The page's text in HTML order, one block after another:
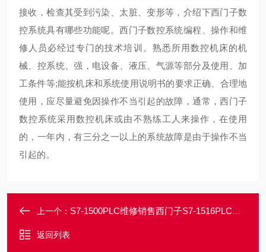
接收，检查其受到污染、太脏、变形等，介绍下西门子数
控系统具有哪些功能呢。西门子数控系统编程、操作和维
修人员必经过专门的技术培训。熟悉所用数控机床的机
械、控系统、强，电设备、液压、气源等部分及使用、加
工条件等;能按机床和系统使用说明书的要求正确、合理地
使用，应尽量避免因操作不当引起的故障，通常，西门子
数控系统采用数控机床或由不熟练工人来操作，在使用
的，一年内，有三分之一以上的系统故障是由于操作不当
引起的。
上一个： S7-1500PLC维修销售西门子S7-1516PLC开机一会就黑屏不亮修理点
返回列表